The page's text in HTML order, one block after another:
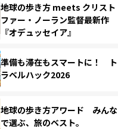
地球の歩き方 meets クリスト
ファー・ノーラン監督最新作
『オデュッセイア』
準備も滞在もスマートに！ ト
ラベルハック2026
地球の歩き方アワード みんな
で選ぶ、旅のベスト。